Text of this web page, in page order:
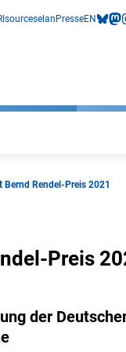
elan PresseEN
Bernd Rendel-Preis 2021
Preis
der